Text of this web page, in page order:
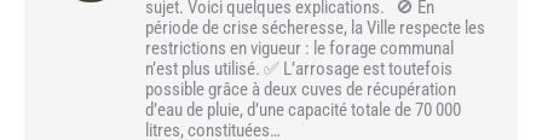
sujet. Voici quelques explications. 🚫 En
période de crise sécheresse, la Ville respecte les
restrictions en vigueur : le forage communal
n’est plus utilisé. ✅ L’arrosage est toutefois
possible grâce à deux cuves de récupération
d’eau de pluie, d’une capacité totale de 70 000
litres, constituées…